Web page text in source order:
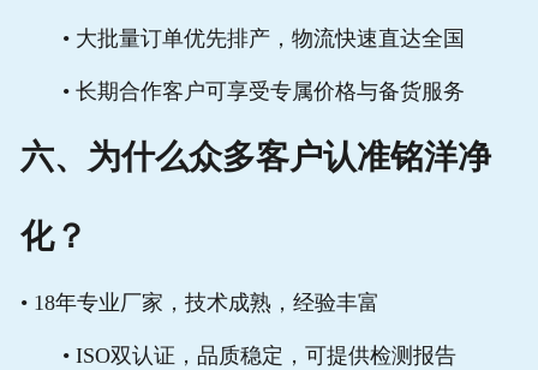
• 大批量订单优先排产，物流快速直达全国
• 长期合作客户可享受专属价格与备货服务
六、为什么众多客户认准铭洋净
化？
• 18年专业厂家，技术成熟，经验丰富
• ISO双认证，品质稳定，可提供检测报告